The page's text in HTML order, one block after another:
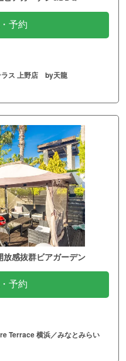
予約
ラス 上野店 by天龍
感抜群ビアガーデン
予約
Terrace 横浜／みなとみらい